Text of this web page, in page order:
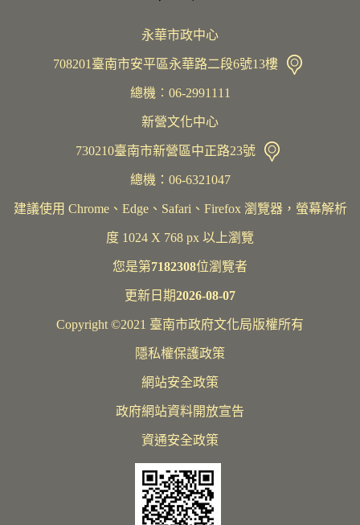
永華市政中心
708201臺南市安平區永華路二段6號13樓
總機︰06-2991111
新營文化中心
730210臺南市新營區中正路23號
總機：06-6321047
建議使用 Chrome、Edge、Safari、Firefox 瀏覽器，螢幕解析
度 1024 X 768 px 以上瀏覽
您是第7182308位瀏覽者
更新日期2026-08-07
Copyright ©2021 臺南市政府文化局版權所有
隱私權保護政策
網站安全政策
政府網站資料開放宣告
資通安全政策